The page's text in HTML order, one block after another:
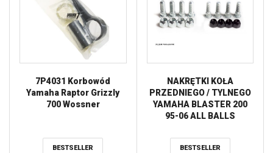
7P4031 Korbowód
Yamaha Raptor Grizzly
700 Wossner
BESTSELLER
NAKRĘTKI KOŁA
PRZEDNIEGO / TYLNEGO
YAMAHA BLASTER 200
95-06 ALL BALLS
BESTSELLER